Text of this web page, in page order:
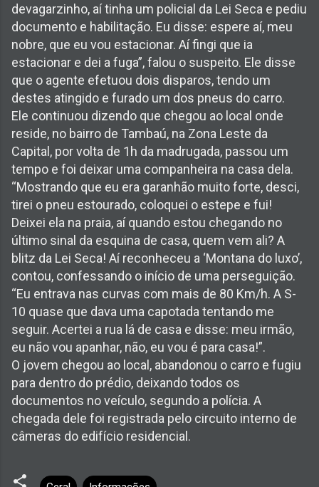
devagarzinho, aí tinha um policial da Lei Seca e pediu
documento e habilitação. Eu disse: espere aí, meu
nobre, que eu vou estacionar. Aí fingi que ia
estacionar e dei a fuga”, falou o suspeito. Ele disse
que o agente efetuou dois disparos, tendo um
destes atingido e furado um dos pneus do carro.
Ele continuou dizendo que chegou ao local onde
reside, no bairro de Tambaú, na Zona Leste da
Capital, por volta de 1h da madrugada, passou um
tempo e foi deixar uma companheira na casa dela.
“Mostrando que eu era garanhão muito forte, desci,
tirei o pneu estourado, coloquei o estepe e fui!
Deixei ela na praia, aí quando estou chegando no
último sinal da esquina de casa, quem vem ali? A
blitz da Lei Seca! Aí reconheceu a ‘Montana do luxo’,
contou, confessando o início de uma perseguição.
“Eu entrava nas curvas com mais de 80 Km/h. A S-
10 quase que dava uma capotada tentando me
seguir. Acertei a rua lá de casa e disse: meu irmão,
eu não vou apanhar, não, eu vou é para casa!”.
O jovem chegou ao local, abandonou o carro e fugiu
para dentro do prédio, deixando todos os
documentos no veículo, segundo a polícia. A
chegada dele foi registrada pelo circuito interno de
câmeras do edifício residencial.